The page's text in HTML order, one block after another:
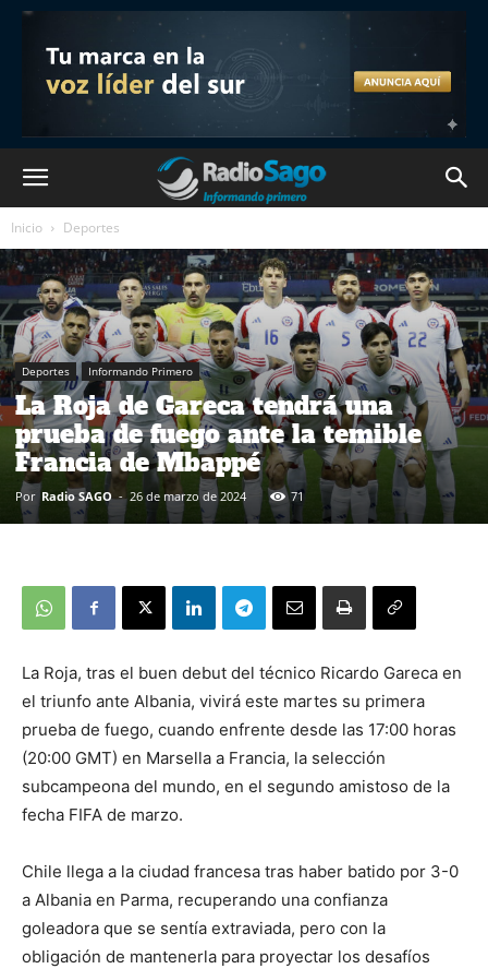
Inicio Deportes
Deportes Informando Primero
La Roja de Gareca tendrá una
prueba de fuego ante la temible
Francia de Mbappé
Por Radio SAGO - 26 de marzo de 2024 71
La Roja, tras el buen debut del técnico Ricardo Gareca en
el triunfo ante Albania, vivirá este martes su primera
prueba de fuego, cuando enfrente desde las 17:00 horas
(20:00 GMT) en Marsella a Francia, la selección
subcampeona del mundo, en el segundo amistoso de la
fecha FIFA de marzo.
Chile llega a la ciudad francesa tras haber batido por 3-0
a Albania en Parma, recuperando una confianza
goleadora que se sentía extraviada, pero con la
obligación de mantenerla para proyectar los desafíos